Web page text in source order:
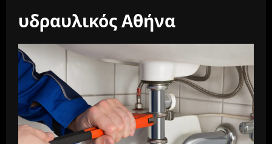
υδραυλικός Αθήνα